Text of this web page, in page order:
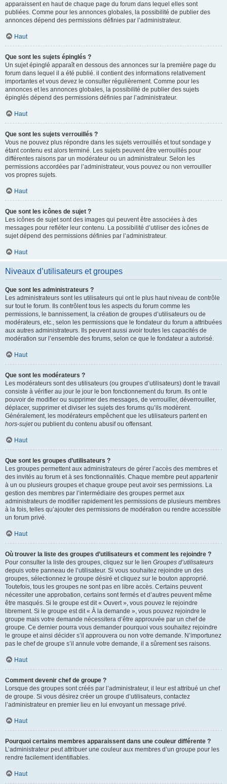
apparaissent en haut de chaque page du forum dans lequel elles sont
publiées. Comme pour les annonces globales, la possibilité de publier des
annonces dépend des permissions définies par l’administrateur.
Haut
Que sont les sujets épinglés ?
Un sujet épinglé apparaît en dessous des annonces sur la première page du
forum dans lequel il a été publié. il contient des informations relativement
importantes et vous devez le consulter régulièrement. Comme pour les
annonces et les annonces globales, la possibilité de publier des sujets
épinglés dépend des permissions définies par l’administrateur.
Haut
Que sont les sujets verrouillés ?
Vous ne pouvez plus répondre dans les sujets verrouillés et tout sondage y
étant contenu est alors terminé. Les sujets peuvent être verrouillés pour
différentes raisons par un modérateur ou un administrateur. Selon les
permissions accordées par l’administrateur, vous pouvez ou non verrouiller
vos propres sujets.
Haut
Que sont les icônes de sujet ?
Les icônes de sujet sont des images qui peuvent être associées à des
messages pour refléter leur contenu. La possibilité d’utiliser des icônes de
sujet dépend des permissions définies par l’administrateur.
Haut
Niveaux d’utilisateurs et groupes
Que sont les administrateurs ?
Les administrateurs sont les utilisateurs qui ont le plus haut niveau de contrôle
sur tout le forum. Ils contrôlent tous les aspects du forum comme les
permissions, le bannissement, la création de groupes d’utilisateurs ou de
modérateurs, etc., selon les permissions que le fondateur du forum a attribuées
aux autres administrateurs. Ils peuvent aussi avoir toutes les capacités de
modération sur l’ensemble des forums, selon ce que le fondateur a autorisé.
Haut
Que sont les modérateurs ?
Les modérateurs sont des utilisateurs (ou groupes d’utilisateurs) dont le travail
consiste à vérifier au jour le jour le bon fonctionnement du forum. Ils ont le
pouvoir de modifier ou supprimer des messages, de verrouiller, déverrouiller,
déplacer, supprimer et diviser les sujets des forums qu’ils modèrent.
Généralement, les modérateurs empêchent que les utilisateurs partent en
hors-sujetou publient du contenu abusif ou offensant.
Haut
Que sont les groupes d’utilisateurs ?
Les groupes permettent aux administrateurs de gérer l’accès des membres et
des invités au forum et à ses fonctionnalités. Chaque membre peut appartenir
à un ou plusieurs groupes et chaque groupe peut avoir ses permissions. La
gestion des membres par l’intermédiaire des groupes permet aux
administrateurs de modifier rapidement les permissions de plusieurs membres
à la fois, telles qu’ajouter des permissions de modération ou rendre accessible
un forum privé.
Haut
Où trouver la liste des groupes d’utilisateurs et comment les rejoindre ?
Pour consulter la liste des groupes, cliquez sur le lien Groupes d’utilisateurs
depuis votre panneau de l’utilisateur. Si vous souhaitez rejoindre un des
groupes, sélectionnez le groupe désiré et cliquez sur le bouton approprié.
Toutefois, tous les groupes ne sont pas en libre accès. Certains peuvent
nécessiter une approbation, certains sont fermés et d’autres peuvent même
être masqués. Si le groupe est dit « Ouvert », vous pouvez le rejoindre
librement. Si le groupe est dit « À la demande », vous pouvez rejoindre le
groupe mais votre demande nécessitera d’être approuvée par un chef de
groupe. Ce dernier pourra vous demander pourquoi vous souhaitez rejoindre
le groupe et ainsi décider s’il approuvera ou non votre demande. N’importunez
pas le chef de groupe s’il annule votre demande, il a sûrement ses raisons.
Haut
Comment devenir chef de groupe ?
Lorsque des groupes sont créés par l’administrateur, il leur est attribué un chef
de groupe. Si vous désirez créer un groupe d’utilisateurs, contactez
l’administrateur en premier lieu en lui envoyant un message privé.
Haut
Pourquoi certains membres apparaissent dans une couleur différente ?
L’administrateur peut attribuer une couleur aux membres d’un groupe pour les
rendre facilement identifiables.
Haut